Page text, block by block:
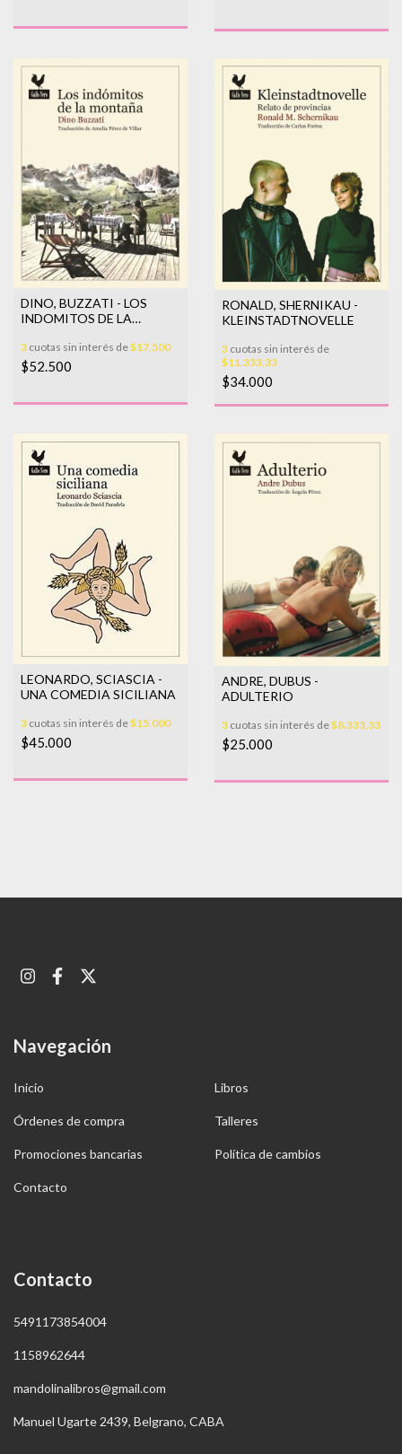
DINO, BUZZATI - LOS
INDOMITOS DE LA
3 cuotas sin interés de$17.500
$52.500
RONALD, SHERNIKAU -
KLEINSTADTNOVELLE
3 cuotas sin interés de
$11.333,33
$34.000
LEONARDO, SCIASCIA -
UNA COMEDIA SICILIANA
3 cuotas sin interés de$15.000
$45.000
ANDRE, DUBUS -
ADULTERIO
3 cuotas sin interés de$8.333,33
$25.000
Navegación
Inicio Libros
Órdenes de compra Talleres
Promociones bancarias Política de cambios
Contacto
Contacto
5491173854004
1158962644
mandolinalibros@gmail.com
Manuel Ugarte 2439, Belgrano, CABA